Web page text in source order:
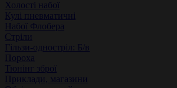
Холості набої
Кулі пневматичні
Набої Флобера
Стріли
Гільзи-одностріл: Б/в
Пороха
Тюнінг зброї
Приклади, магазини